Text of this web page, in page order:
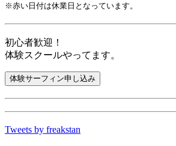
※赤い日付は休業日となっています。
初心者歓迎！
体験スクールやってます。
Tweets by freakstan